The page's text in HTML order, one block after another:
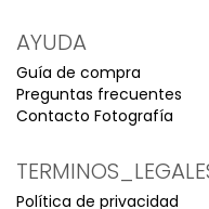
AYUDA
Guía de compra
Preguntas frecuentes
Contacto Fotografía
Política de privacidad